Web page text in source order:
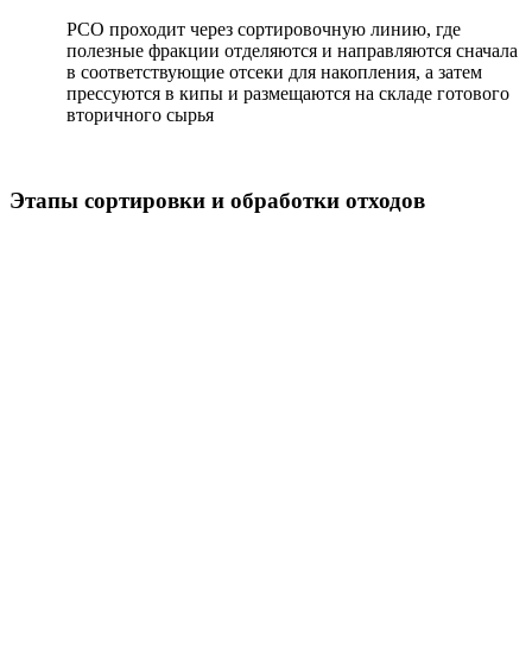
РСО проходит через сортировочную линию, где
полезные фракции отделяются и направляются сначала
в соответствующие отсеки для накопления, а затем
прессуются в кипы и размещаются на складе готового
вторичного сырья
Этапы сортировки и обработки отходов